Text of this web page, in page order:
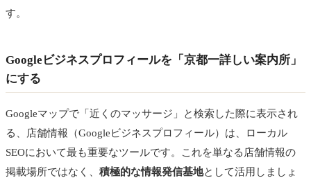
す。
Googleビジネスプロフィールを「京都一詳しい案内所」
にする
Googleマップで「近くのマッサージ」と検索した際に表示され
る、店舗情報（Googleビジネスプロフィール）は、ローカル
SEOにおいて最も重要なツールです。これを単なる店舗情報の
掲載場所ではなく、 積極的な情報発信基地として活用しましょ